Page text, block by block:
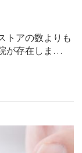
トアの数よりも
が存在しま…